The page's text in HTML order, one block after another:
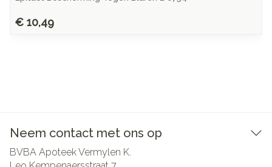
€ 10,49
Neem contact met ons op
BVBA Apoteek Vermylen K.